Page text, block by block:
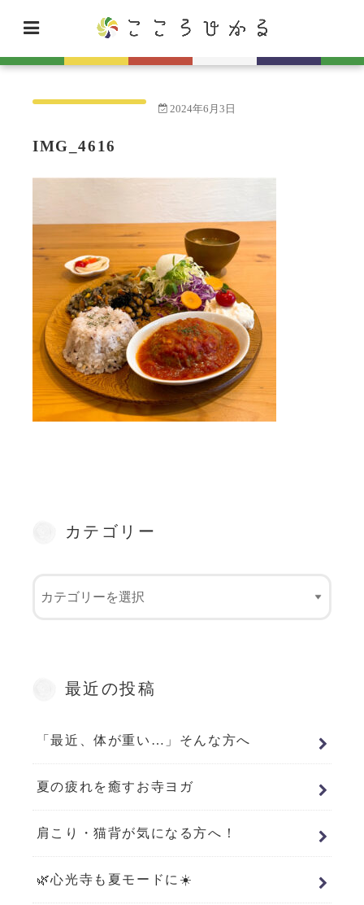
2024年6月3日
IMG_4616
カテゴリー
最近の投稿
「最近、体が重い…」そんな方へ
夏の疲れを癒すお寺ヨガ
肩こり・猫背が気になる方へ！
🌿心光寺も夏モードに☀️